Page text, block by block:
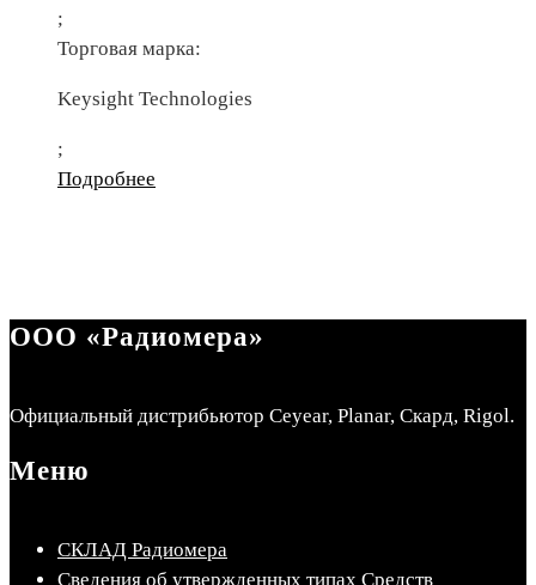
;
Торговая марка:
Keysight Technologies
;
Подробнее
ООО «Радиомера»
Официальный дистрибьютор Ceyear, Planar, Скард, Rigol.
Меню
СКЛАД Радиомера
Сведения об утвержденных типах Средств